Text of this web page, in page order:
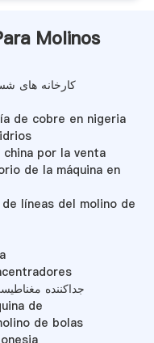
Molinos
کارخانه های
de cobre en nigeria
por la venta
de la máquina en
líneas del molino de
جداکننده
de
de bolas